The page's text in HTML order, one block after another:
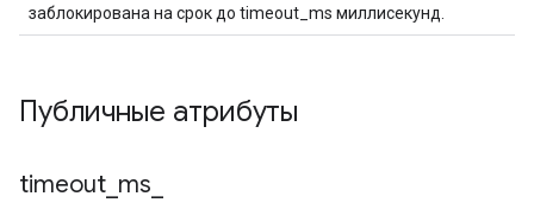
заблокирована на срок до timeout_ms миллисекунд.
Публичные атрибуты
timeout ms